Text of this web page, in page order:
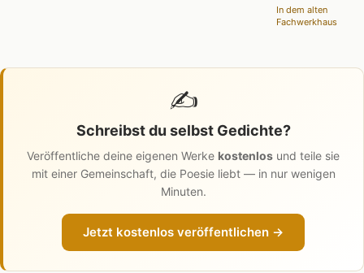
In dem alten
Fachwerkhaus
✍️
Schreibst du selbst Gedichte?
Veröffentliche deine eigenen Werke kostenlos und teile sie
mit einer Gemeinschaft, die Poesie liebt — in nur wenigen
Minuten.
Jetzt kostenlos veröffentlichen →